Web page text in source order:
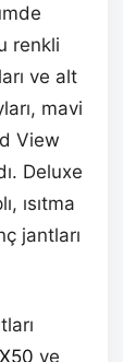
renkli
ve alt
mavi
View
Deluxe
ısıtma
jantları
ve